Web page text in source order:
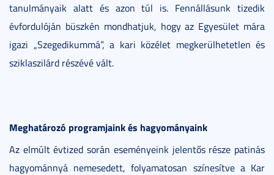
tanulmányaik alatt és azon túl is. Fennállásunk tizedik
évfordulóján büszkén mondhatjuk, hogy az Egyesület mára
igazi „Szegedikummá”, a kari közélet megkerülhetetlen és
sziklaszilárd részévé vált.
Meghatározó programjaink és hagyományaink
Az elmúlt évtized során eseményeink jelentős része patinás
hagyománnyá nemesedett, folyamatosan színesítve a Kar